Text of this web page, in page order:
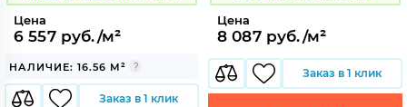
Цена
6 557 руб./м²
НАЛИЧИЕ: 16.56 М²
Заказ в 1 клик
Цена
8 087 руб./м²
Заказ в 1 клик